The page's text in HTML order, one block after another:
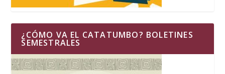
¿CÓMO VA EL CATATUMBO? BOLETINES
SEMESTRALES